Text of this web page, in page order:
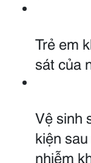
Trẻ em
sát của
Vệ sinh
kiện
nhiễm